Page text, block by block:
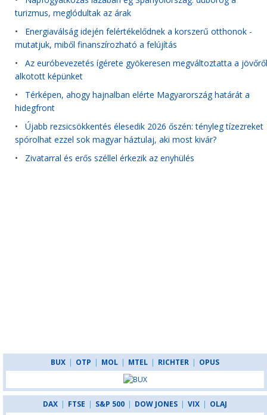
turizmus, meglódultak az árak
• Energiaválság idején felértékelődnek a korszerű otthonok -
mutatjuk, miből finanszírozható a felújítás
• Az euróbevezetés ígérete gyökeresen megváltoztatta a jövőről
alkotott képünket
• Térképen, ahogy hajnalban elérte Magyarország határát a
hidegfront
• Újabb rezsicsökkentés élesedik 2026 őszén: tényleg tízezreket
spórolhat ezzel sok magyar háztulaj, aki most kivár?
• Zivatarral és erős széllel érkezik az enyhülés
BUX | OTP | MOL | MTEL | RICHTER | OPUS
DAX | FTSE | S&P 500 | DOW JONES | VIX | OLAJ